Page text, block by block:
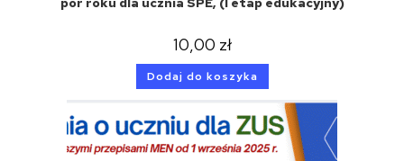
10,00 zł
Dodaj do koszyka